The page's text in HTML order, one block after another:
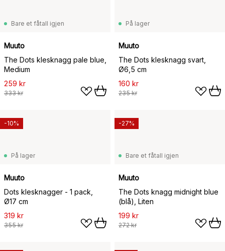
Bare et fåtall igjen
Muuto
The Dots klesknagg pale blue,
Medium
259 kr
333 kr
På lager
Muuto
The Dots klesknagg svart,
Ø6,5 cm
160 kr
235 kr
På lager
Muuto
Dots klesknagger - 1 pack,
Ø17 cm
319 kr
355 kr
-10%
Bare et fåtall igjen
Muuto
The Dots knagg midnight blue
(blå), Liten
199 kr
272 kr
-27%